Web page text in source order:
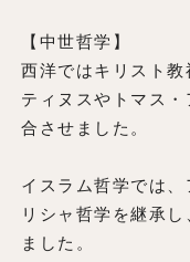
【中世哲学】
西洋ではキリスト
ティヌスやトマス
合させました。
イスラム哲学では
リシャ哲学を継承
ました。